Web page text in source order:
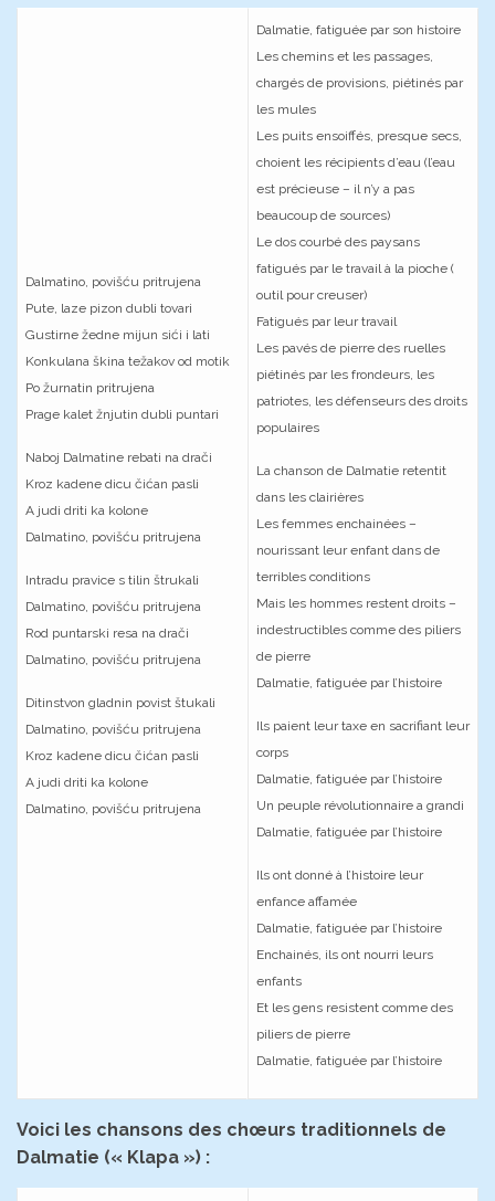
Dalmatino, povišću pritrujena
Pute, laze pizon dubli tovari
Gustirne žedne mijun sići i lati
Konkulana škina težakov od motik
Po žurnatin pritrujena
Prage kalet žnjutin dubli puntari
Naboj Dalmatine rebati na drači
Kroz kadene dicu čićan pasli
A judi driti ka kolone
Dalmatino, povišću pritrujena
Intradu pravice s tilin štrukali
Dalmatino, povišću pritrujena
Rod puntarski resa na drači
Dalmatino, povišću pritrujena
Ditinstvon gladnin povist štukali
Dalmatino, povišću pritrujena
Kroz kadene dicu čićan pasli
A judi driti ka kolone
Dalmatino, povišću pritrujena
Dalmatie, fatiguée par son histoire
Les chemins et les passages,
chargés de provisions, piétinés par
les mules
Les puits ensoiffés, presque secs,
choient les récipients d’eau (l’eau
est précieuse – il n’y a pas
beaucoup de sources)
Le dos courbé des paysans
fatigués par le travail à la pioche (
outil pour creuser)
Fatigués par leur travail
Les pavés de pierre des ruelles
piétinés par les frondeurs, les
patriotes, les défenseurs des droits
populaires
La chanson de Dalmatie retentit
dans les clairières
Les femmes enchainées –
nourissant leur enfant dans de
terribles conditions
Mais les hommes restent droits –
indestructibles comme des piliers
de pierre
Dalmatie, fatiguée par l’histoire
Ils paient leur taxe en sacrifiant leur
corps
Dalmatie, fatiguée par l’histoire
Un peuple révolutionnaire a grandi
Dalmatie, fatiguée par l’histoire
Ils ont donné à l’histoire leur
enfance affamée
Dalmatie, fatiguée par l’histoire
Enchainés, ils ont nourri leurs
enfants
Et les gens resistent comme des
piliers de pierre
Dalmatie, fatiguée par l’histoire
Voici les chansons des chœurs traditionnels de
Dalmatie (« Klapa ») :